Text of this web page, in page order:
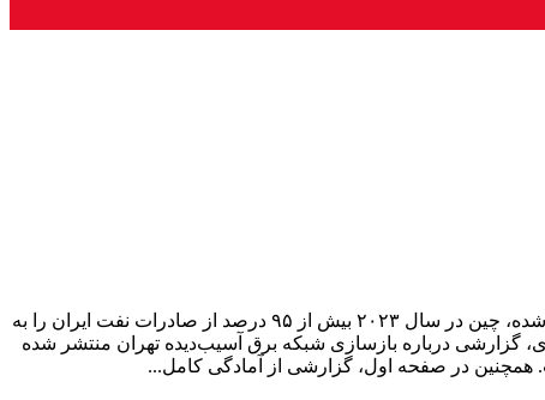
صفحه اول این شماره روزنامه «رمز اقتصاد» به بررسی افزایش واردات نفت ایران توسط چین در سال‌های اخیر می‌پردازد. طبق آمار ارائه‌شده، چین در سال ۲۰۲۳ بیش از ۹۵ درصد از صادرات نفت ایران را به
گزارشی درباره بازسازی شبکه برق آسیب‌دیده تهران منتشر شده
همچنین در صفحه اول، گزارشی از آمادگی کامل...